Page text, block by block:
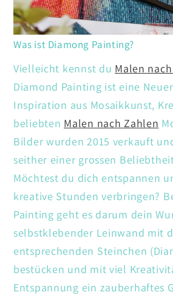
Was ist Diamong Painting?
Vielleicht kennst du Malen
Diamond Painting ist eine
Inspiration aus Mosaikkunst,
beliebten Malen nach Zahlen
Bilder wurden 2015 verkauft
seither einer grossen
Möchtest du dich entspannen
kreative Stunden verbringen?
Painting geht es darum dein
selbstklebender Leinwand mit
entsprechenden Steinchen
bestücken und mit viel
Entspannung ein zauberhaftes